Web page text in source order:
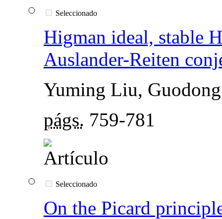
Seleccionado
Higman ideal, stable
Auslander-Reiten
Yuming Liu,
págs. 759-781
Seleccionado
On the Picard